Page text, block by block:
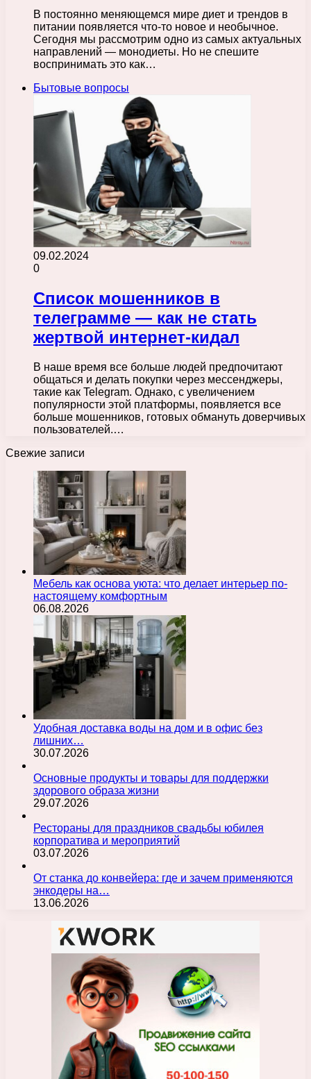
В постоянно меняющемся мире диет и трендов в
питании появляется что-то новое и необычное.
Сегодня мы рассмотрим одно из самых актуальных
направлений — монодиеты. Но не спешите
воспринимать это как…
Бытовые вопросы
09.02.2024
0
Список мошенников в
телеграмме — как не стать
жертвой интернет-кидал
В наше время все больше людей предпочитают
общаться и делать покупки через мессенджеры,
такие как Telegram. Однако, с увеличением
популярности этой платформы, появляется все
больше мошенников, готовых обмануть доверчивых
пользователей.…
Свежие записи
Мебель как основа уюта: что делает интерьер по-
настоящему комфортным
06.08.2026
Удобная доставка воды на дом и в офис без
лишних…
30.07.2026
Основные продукты и товары для поддержки
здорового образа жизни
29.07.2026
Рестораны для праздников свадьбы юбилея
корпоратива и мероприятий
03.07.2026
От станка до конвейера: где и зачем применяются
энкодеры на…
13.06.2026